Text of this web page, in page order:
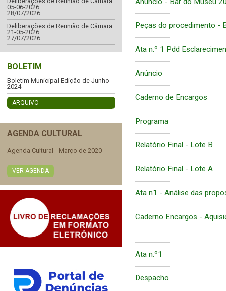
05-06-2026
28/07/2026
Deliberações de Reunião de Câmara
21-05-2026
27/07/2026
BOLETIM
Boletim Municipal Edição de Junho
2024
ARQUIVO
AGENDA CULTURAL
Agenda Cultural - Março de 2020
VER AGENDA
Peças do procedimento -
Ata n.º 1 Pdd
Anúncio
Caderno de Encargos
Programa
Relatório Final - Lote B
Relatório Final - Lote A
Ata n1 - Análise das
Caderno Encargos -
Ata n.º1
Despacho